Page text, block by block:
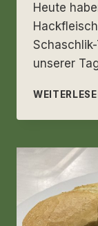
Heute
unserer